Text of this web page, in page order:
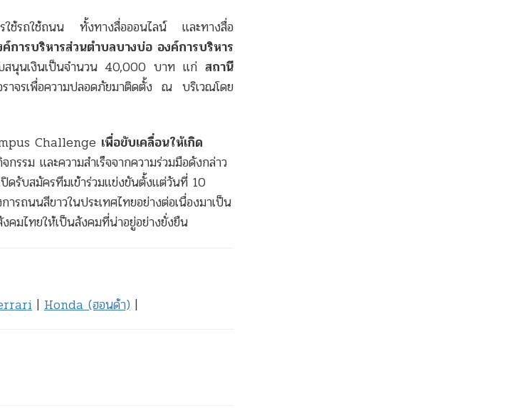
ารใช้รถใช้ถนน ทั้งทางสื่อออนไลน์ และทางสื่อ
ค์การบริหารส่วนตำบลบางบ่อ องค์การบริหาร
สนุนเงินเป็นจำนวน 40,000 บาท แก่ สถานี
ราจรเพื่อความปลอดภัยมาติดตั้ง ณ บริเวณโดย
Challenge เพื่อขับเคลื่อนให้เกิด
กรรม และความสำเร็จจากความร่วมมือดังกล่าว
รับสมัครทีมเข้าร่วมแข่งขันตั้งแต่วันที่ 10
รถนนสีขาวในประเทศไทยอย่างต่อเนื่องมาเป็น
คมไทยให้เป็นสังคมที่น่าอยู่อย่างยั่งยืน
| Honda (ฮอนด้า) |